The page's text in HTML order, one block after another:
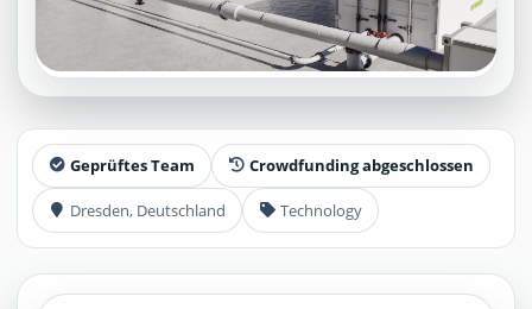
Geprüftes Team Crowdfunding abgeschlossen
Dresden, Deutschland Technology